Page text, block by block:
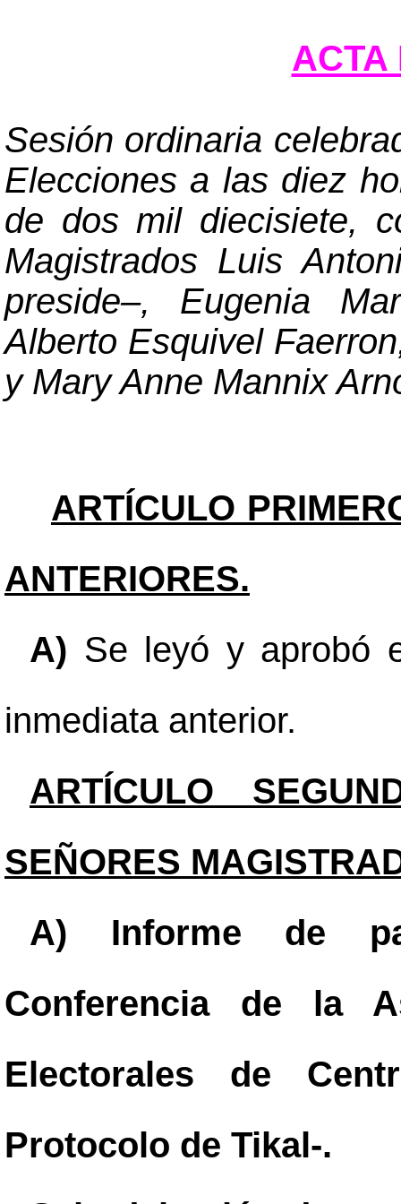
ACTA
Sesión ordinaria
Elecciones a las diez
de dos mil diecisiete,
Magistrados Luis
preside–, Eugenia
Alberto Esquivel
y Mary Anne Mannix
ARTÍCULO
ANTERIORES.
A) Se leyó y aprobó
inmediata anterior.
ARTÍCULO
SEÑORES
A) Informe de
Conferencia de la
Electorales de
Protocolo de Tikal-.